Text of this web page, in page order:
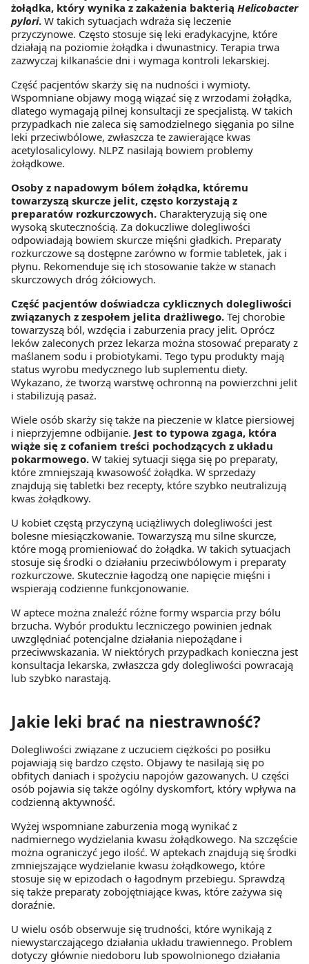
żołądka, który wynika z zakażenia bakterią Helicobacter
pylori. W takich sytuacjach wdraża się leczenie
przyczynowe. Często stosuje się leki eradykacyjne, które
działają na poziomie żołądka i dwunastnicy. Terapia trwa
zazwyczaj kilkanaście dni i wymaga kontroli lekarskiej.
Część pacjentów skarży się na nudności i wymioty.
Wspomniane objawy mogą wiązać się z wrzodami żołądka,
dlatego wymagają pilnej konsultacji ze specjalistą. W takich
przypadkach nie zaleca się samodzielnego sięgania po silne
leki przeciwbólowe, zwłaszcza te zawierające kwas
acetylosalicylowy. NLPZ nasilają bowiem problemy
żołądkowe.
Osoby z napadowym bólem żołądka, któremu
towarzyszą skurcze jelit, często korzystają z
preparatów rozkurczowych. Charakteryzują się one
wysoką skutecznością. Za dokuczliwe dolegliwości
odpowiadają bowiem skurcze mięśni gładkich. Preparaty
rozkurczowe są dostępne zarówno w formie tabletek, jak i
płynu. Rekomenduje się ich stosowanie także w stanach
skurczowych dróg żółciowych.
Część pacjentów doświadcza cyklicznych dolegliwości
związanych z zespołem jelita drażliwego. Tej chorobie
towarzyszą ból, wzdęcia i zaburzenia pracy jelit. Oprócz
leków zaleconych przez lekarza można stosować preparaty z
maślanem sodu i probiotykami. Tego typu produkty mają
status wyrobu medycznego lub suplementu diety.
Wykazano, że tworzą warstwę ochronną na powierzchni jelit
i stabilizują pasaż.
Wiele osób skarży się także na pieczenie w klatce piersiowej
i nieprzyjemne odbijanie. Jest to typowa zgaga, która
wiąże się z cofaniem treści pochodzących z układu
pokarmowego. W takiej sytuacji sięga się po preparaty,
które zmniejszają kwasowość żołądka. W sprzedaży
znajdują się tabletki bez recepty, które szybko neutralizują
kwas żołądkowy.
U kobiet częstą przyczyną uciążliwych dolegliwości jest
bolesne miesiączkowanie. Towarzyszą mu silne skurcze,
które mogą promieniować do żołądka. W takich sytuacjach
stosuje się środki o działaniu przeciwbólowym i preparaty
rozkurczowe. Skutecznie łagodzą one napięcie mięśni i
wspierają codzienne funkcjonowanie.
W aptece można znaleźć różne formy wsparcia przy bólu
brzucha. Wybór produktu leczniczego powinien jednak
uwzględniać potencjalne działania niepożądane i
przeciwwskazania. W niektórych przypadkach konieczna jest
konsultacja lekarska, zwłaszcza gdy dolegliwości powracają
lub szybko narastają.
Jakie leki brać na niestrawność?
Dolegliwości związane z uczuciem ciężkości po posiłku
pojawiają się bardzo często. Objawy te nasilają się po
obfitych daniach i spożyciu napojów gazowanych. U części
osób pojawia się także ogólny dyskomfort, który wpływa na
codzienną aktywność.
Wyżej wspomniane zaburzenia mogą wynikać z
nadmiernego wydzielania kwasu żołądkowego. Na szczęście
można ograniczyć jego ilość. W aptekach znajdują się środki
zmniejszające wydzielanie kwasu żołądkowego, które
stosuje się w epizodach o łagodnym przebiegu. Sprawdzą
się także preparaty zobojętniające kwas, które zażywa się
doraźnie.
U wielu osób obserwuje się trudności, które wynikają z
niewystarczającego działania układu trawiennego. Problem
dotyczy głównie niedoboru lub spowolnionego działania